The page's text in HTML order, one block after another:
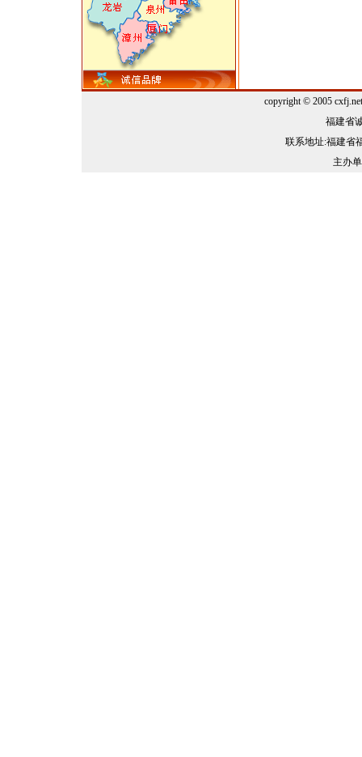
copyright © 2005
福建省
联系地址:福建省
主办